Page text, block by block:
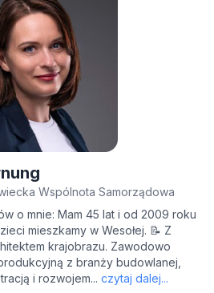
Wspólnota Samorządowa
o mnie: Mam 45 lat i od 2009 roku
mieszkamy w Wesołej. 📝 Z
krajobrazu. Zawodowo
z branży budowlanej,
i rozwojem... czytaj dalej...